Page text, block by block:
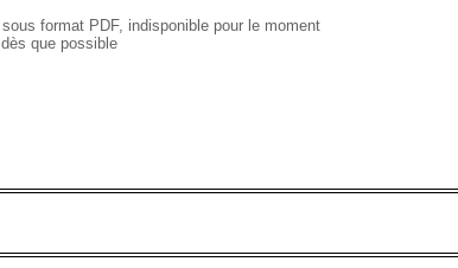
format PDF, indisponible pour le moment
que possible